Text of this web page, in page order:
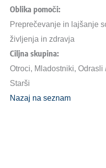
Oblika pomoči:
Preprečevanje in lajšanje
življenja in zdravja
Ciljna skupina:
Otroci, Mladostniki,
Starši
Nazaj na seznam